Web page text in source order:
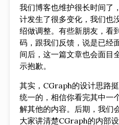
我们博客也维护很长时间了
计发生了很多变化，我们也
绍做调整。有些新朋友，看
码，跟我们反馈，说是已
间后，这一篇文章也会面目
示抱歉。
其实，CGraph的设计思路
统一的，相信你看完其中一
解其他的内容。后期，我们
大家讲清楚CGraph的内部设